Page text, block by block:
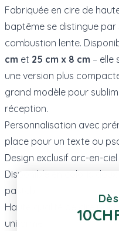
Fabriquée en cire de
baptême se distingue
combustion lente.
cm et 25 cm x 8 cm – elle
une version plus
grand modèle pour
réception.
Personnalisation avec
place pour un texte ou
Design exclusif arc-en-ciel
Disponible en coloris
pastel)
Haute qualité de cire
uniforme